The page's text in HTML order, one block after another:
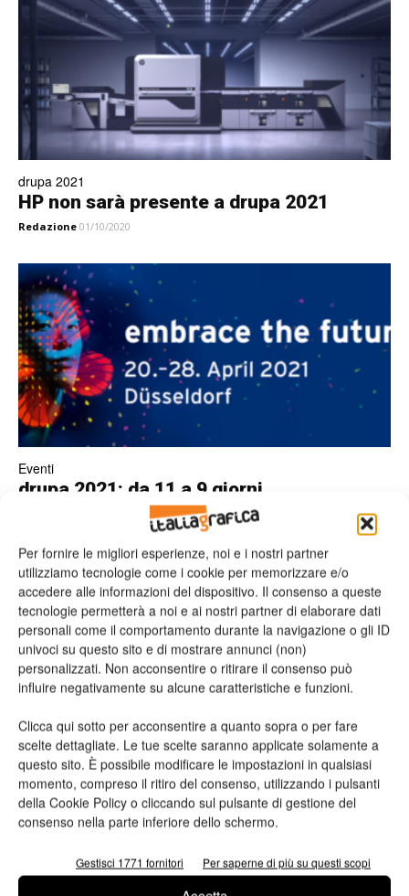
Per fornire le migliori esperienze, noi e i nostri partner
utilizziamo tecnologie come i cookie per memorizzare e/o
accedere alle informazioni del dispositivo. Il consenso a queste
tecnologie permetterà a noi e ai nostri partner di elaborare dati
personali come il comportamento durante la navigazione o gli ID
univoci su questo sito e di mostrare annunci (non)
personalizzati. Non acconsentire o ritirare il consenso può
influire negativamente su alcune caratteristiche e funzioni.
Clicca qui sotto per acconsentire a quanto sopra o per fare
scelte dettagliate. Le tue scelte saranno applicate solamente a
questo sito. È possibile modificare le impostazioni in qualsiasi
momento, compreso il ritiro del consenso, utilizzando i pulsanti
della Cookie Policy o cliccando sul pulsante di gestione del
consenso nella parte inferiore dello schermo.
Gestisci 1771 fornitori Per saperne di più su questi scopi
drupa 2021
HP non sarà presente a drupa 2021
Redazione 01/10/2020
Eventi
drupa 2021: da 11 a 9 giorni
drupa
Manroland Sheetfed annuncia il ritiro da
drupa 2021
Redazione 16/07/2020